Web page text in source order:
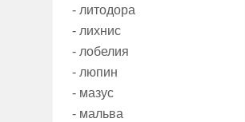
- литодора
- лихнис
- лобелия
- люпин
- мазус
- мальва